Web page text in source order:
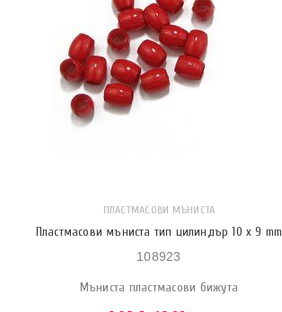
ПЛАСТМАСОВИ МЪНИСТА
Пластмасови мъниста тип цилиндър 10 x 9 mm
108923
Мъниста пластмасови бижута